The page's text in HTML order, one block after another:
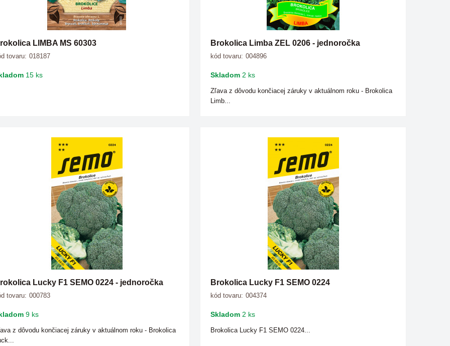
LIMBA MS 60303
tovaru: 018187
15 ks
Brokolica Limba ZEL 0206 - jednoročka
kód tovaru: 004896
Skladom 2 ks
Zľava z dôvodu končiacej záruky v aktuálnom roku - Brokolica
Limb...
Lucky F1 SEMO 0224 - jednoročka
tovaru: 000783
9 ks
z dôvodu končiacej záruky v aktuálnom roku - Brokolica
Brokolica Lucky F1 SEMO 0224
kód tovaru: 004374
Skladom 2 ks
Brokolica Lucky F1 SEMO 0224...